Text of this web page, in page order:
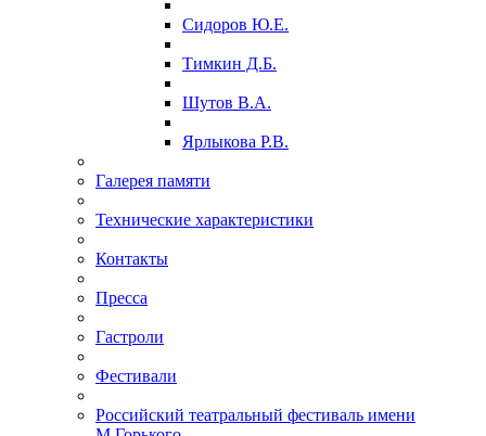
Сидоров Ю.Е.
Тимкин Д.Б.
Шутов В.А.
Ярлыкова Р.В.
Галерея памяти
Технические характеристики
Контакты
Пресса
Гастроли
Фестивали
Российский театральный фестиваль имени